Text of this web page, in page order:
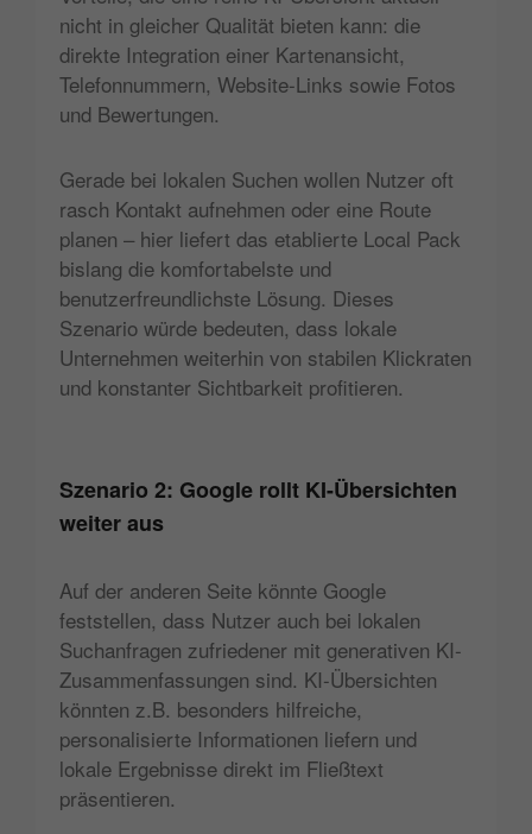
nicht in gleicher Qualität bieten kann: die
direkte Integration einer Kartenansicht,
Telefonnummern, Website-Links sowie Fotos
und Bewertungen.
Gerade bei lokalen Suchen wollen Nutzer oft
rasch Kontakt aufnehmen oder eine Route
planen – hier liefert das etablierte Local Pack
bislang die komfortabelste und
benutzerfreundlichste Lösung. Dieses
Szenario würde bedeuten, dass lokale
Unternehmen weiterhin von stabilen Klickraten
und konstanter Sichtbarkeit profitieren.
Szenario 2: Google rollt KI-Übersichten
weiter aus
Auf der anderen Seite könnte Google
feststellen, dass Nutzer auch bei lokalen
Suchanfragen zufriedener mit generativen KI-
Zusammenfassungen sind. KI-Übersichten
könnten z.B. besonders hilfreiche,
personalisierte Informationen liefern und
lokale Ergebnisse direkt im Fließtext
präsentieren.